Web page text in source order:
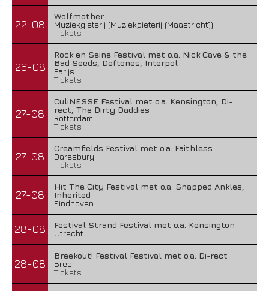
22-08
Wolfmother
Muziekgieterij (Muziekgieterij (Maastricht))
Tickets
26-08
Rock en Seine Festival met o.a. Nick Cave & the
Bad Seeds, Deftones, Interpol
Parijs
Tickets
27-08
CuliNESSE Festival met o.a. Kensington, Di-
rect, The Dirty Daddies
Rotterdam
Tickets
27-08
Creamfields Festival met o.a. Faithless
Daresbury
Tickets
27-08
Hit The City Festival met o.a. Snapped Ankles,
Inherited
Eindhoven
28-08
Festival Strand Festival met o.a. Kensington
Utrecht
28-08
Breekout! Festival Festival met o.a. Di-rect
Bree
Tickets